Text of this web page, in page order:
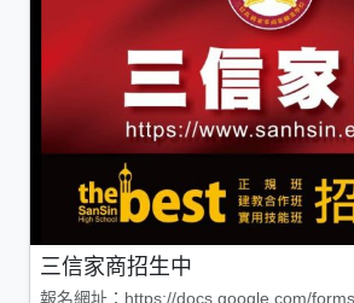
三信家商招生中
報名網址：https://docs.google.com/